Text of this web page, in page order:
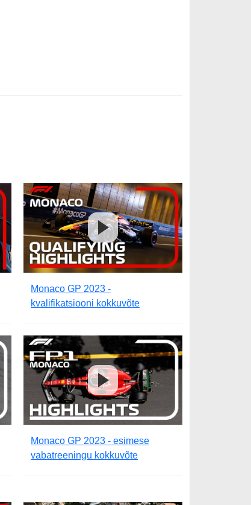
Monaco GP 2023 -
kvalifikatsiooni kokkuvõte
Monaco GP 2023 - esimese
vabatreeningu kokkuvõte